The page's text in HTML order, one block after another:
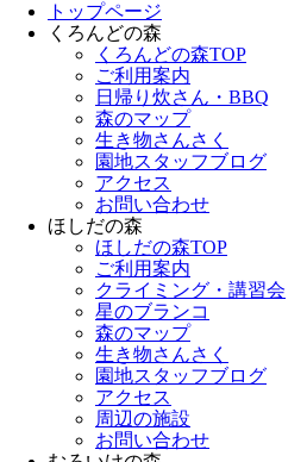
トップページ
くろんどの森
くろんどの森TOP
ご利用案内
日帰り炊さん・BBQ
森のマップ
生き物さんさく
園地スタッフブログ
アクセス
お問い合わせ
ほしだの森
ほしだの森TOP
ご利用案内
クライミング・講習会
星のブランコ
森のマップ
生き物さんさく
園地スタッフブログ
アクセス
周辺の施設
お問い合わせ